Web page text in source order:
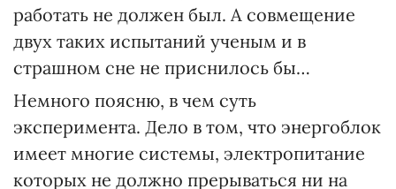
работать не должен был. А совмещение
двух таких испытаний ученым и в
страшном сне не приснилось бы…
Немного поясню, в чем суть
эксперимента. Дело в том, что энергоблок
имеет многие системы, электропитание
которых не должно прерываться ни на